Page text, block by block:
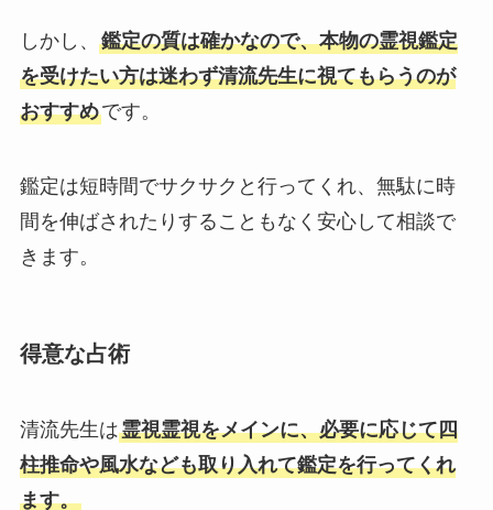
しかし、 鑑定の質は確かなので、本物の霊視鑑定
を受けたい方は迷わず清流先生に視てもらうのが
おすすめです。
鑑定は短時間でサクサクと行ってくれ、無駄に時
間を伸ばされたりすることもなく安心して相談で
きます。
得意な占術
清流先生は霊視霊視をメインに、必要に応じて四
柱推命や風水なども取り入れて鑑定を行ってくれ
ます。